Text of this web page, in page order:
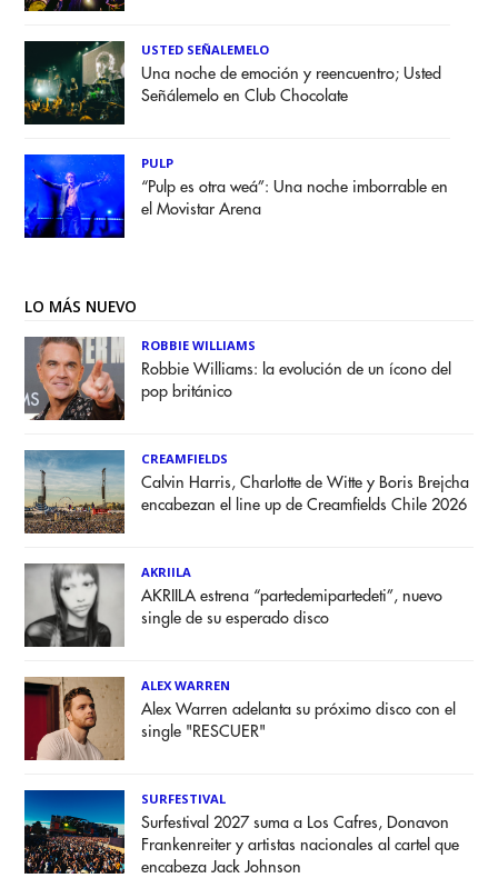
USTED SEÑALEMELO
Una noche de emoción y reencuentro; Usted
Señálemelo en Club Chocolate
PULP
“Pulp es otra weá”: Una noche imborrable en
el Movistar Arena
LO MÁS NUEVO
ROBBIE WILLIAMS
Robbie Williams: la evolución de un ícono del
pop británico
CREAMFIELDS
Calvin Harris, Charlotte de Witte y Boris Brejcha
encabezan el line up de Creamfields Chile 2026
AKRIILA
AKRIILA estrena “partedemipartedeti”, nuevo
single de su esperado disco
ALEX WARREN
Alex Warren adelanta su próximo disco con el
single "RESCUER"
SURFESTIVAL
Surfestival 2027 suma a Los Cafres, Donavon
Frankenreiter y artistas nacionales al cartel que
encabeza Jack Johnson